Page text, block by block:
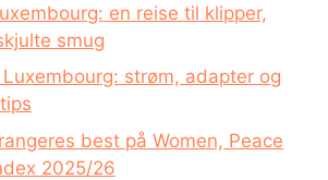
en reise til klipper,
smug
strøm, adapter og
best på Women, Peace
2025/26